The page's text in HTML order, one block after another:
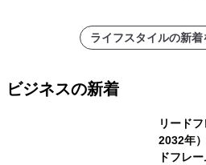
ライフスタイルの新
ビジネスの新着
リード
2032年
ドフレ